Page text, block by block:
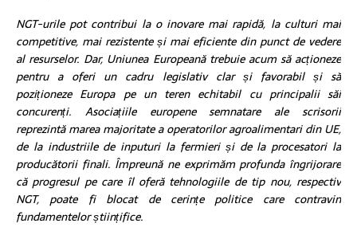
NGT-urile pot contribui la o inovare mai rapidă, la culturi mai
competitive, mai rezistente și mai eficiente din punct de vedere
al resurselor. Dar, Uniunea Europeană trebuie acum să acționeze
pentru a oferi un cadru legislativ clar și favorabil și să
poziționeze Europa pe un teren echitabil cu principalii săi
concurenți. Asociațiile europene semnatare ale scrisorii
reprezintă marea majoritate a operatorilor agroalimentari din UE,
de la industriile de inputuri la fermieri și de la procesatori la
producătorii finali. Împreună ne exprimăm profunda îngrijorare
că progresul pe care îl oferă tehnologiile de tip nou, respectiv
NGT, poate fi blocat de cerințe politice care contravin
fundamentelor științifice.